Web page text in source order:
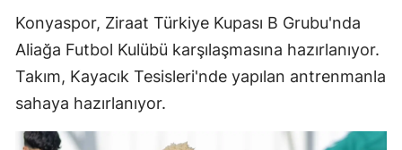
Konyaspor, Ziraat Türkiye Kupası B Grubu'nda
Aliağa Futbol Kulübü karşılaşmasına hazırlanıyor.
Takım, Kayacık Tesisleri'nde yapılan antrenmanla
sahaya hazırlanıyor.